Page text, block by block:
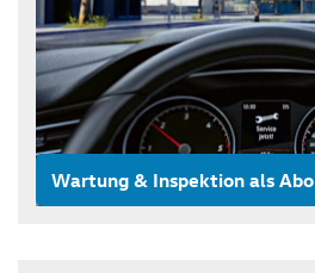
Wartung & Inspektion als Abo